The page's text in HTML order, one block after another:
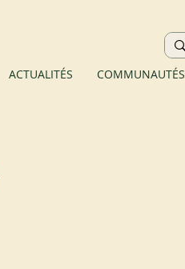
ACTUALITÉS COMMUNAUTÉS